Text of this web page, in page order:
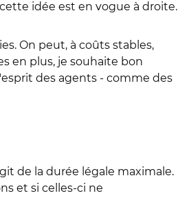
idée est en vogue à droite.
On peut, à coûts stables,
en plus, je souhaite bon
des agents - comme des
de la durée légale maximale.
et si celles-ci ne